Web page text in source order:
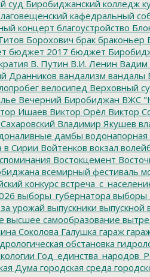
суд Биробиджанский колледж
кафедральный
концерт благоустройство
Борохович брак браконьер
бюджет 2017 бюджет
В. Путин В.И. Ленин Вадим
Дранников вандализм вандалы
велосипед Верховный
Вечерний Биробиджан ВЖС
Ишаев Виктор Орёл Виктор
Владимир Якушев
дамбы
в Сирии Войтенков вокзал
Востокцемент
всемирный фестиваль
конкурс
выборы_губернатора
урожай выпускники выпускной
высшее самообразование
Соколова Галушка гараж
обстановка
Дума городская среда